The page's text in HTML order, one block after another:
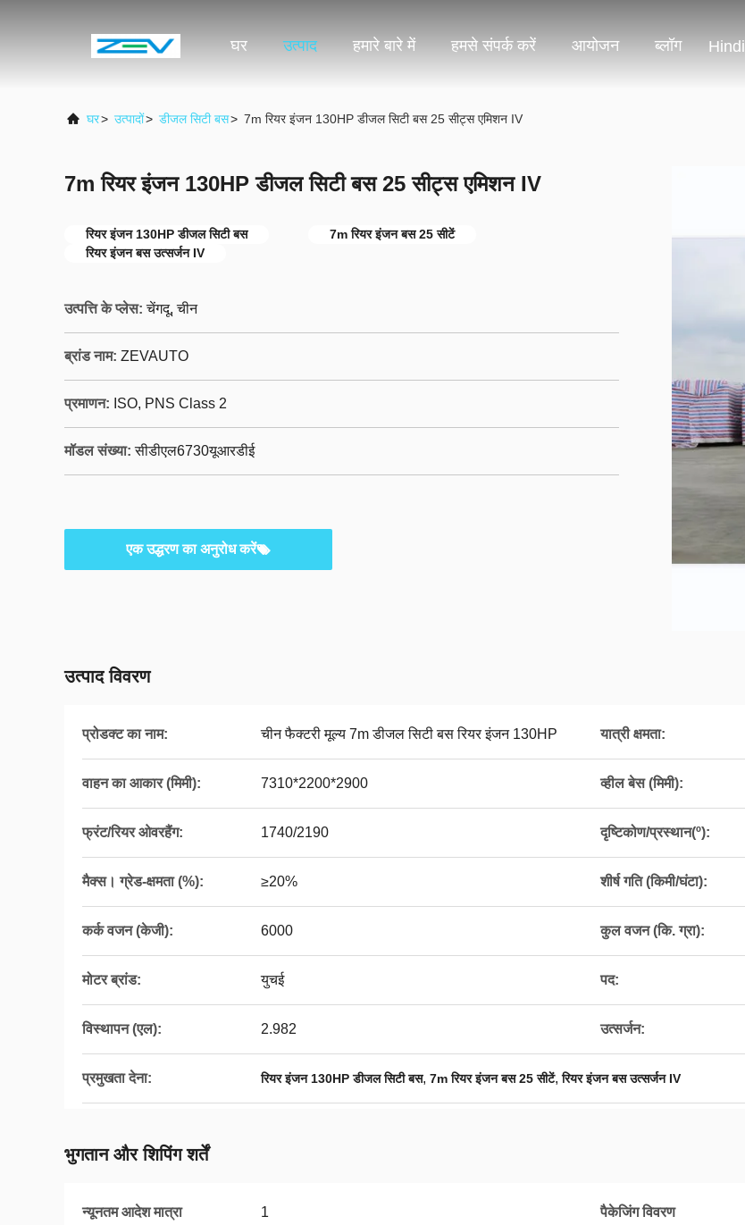
घर उत्पाद हमारे बारे में हमसे संपर्क करें आयोजन ब्लॉग Hindi
घर> उत्पादों> डीजल सिटी बस> 7m रियर इंजन 130HP डीजल सिटी बस 25 सीट्स एमिशन IV
7m रियर इंजन 130HP डीजल सिटी बस 25 सीट्स एमिशन IV
रियर इंजन 130HP डीजल सिटी बस
7m रियर इंजन बस 25 सीटें
रियर इंजन बस उत्सर्जन IV
उत्पत्ति के प्लेस: चेंगदू, चीन
ब्रांड नाम: ZEVAUTO
प्रमाणन: ISO, PNS Class 2
मॉडल संख्या: सीडीएल6730यूआरडीई
एक उद्धरण का अनुरोध करें
उत्पाद विवरण
प्रोडक्ट का नाम: चीन फैक्टरी मूल्य 7m डीजल सिटी बस रियर इंजन 130HP यात्री क्षमता:
वाहन का आकार (मिमी): 7310*2200*2900 व्हील बेस (मिमी):
फ्रंट/रियर ओवरहैंग: 1740/2190 दृष्टिकोण/प्रस्थान(º):
मैक्स। ग्रेड-क्षमता (%): ≥20% शीर्ष गति (किमी/घंटा):
कर्क वजन (केजी): 6000 कुल वजन (कि. ग्रा):
मोटर ब्रांड: युचई पद:
विस्थापन (एल): 2.982 उत्सर्जन:
प्रमुखता देना: रियर इंजन 130HP डीजल सिटी बस, 7m रियर इंजन बस 25 सीटें,रियर इंजन बस उत्सर्जन IV
भुगतान और शिपिंग शर्तें
न्यूनतम आदेश मात्रा 1 पैकेजिंग विवरण